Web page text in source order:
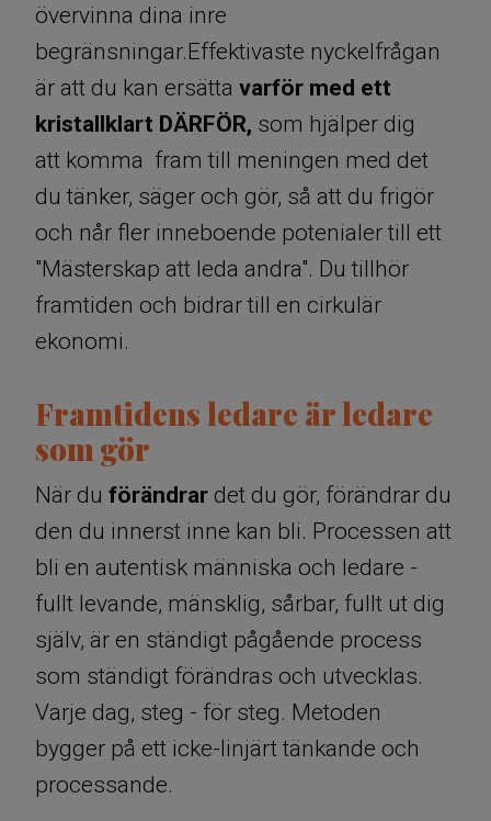
övervinna dina inre
begränsningar.Effektivaste nyckelfrågan
är att du kan ersätta varför med ett
kristallklart DÄRFÖR, som hjälper dig
att komma fram till meningen med det
du tänker, säger och gör, så att du frigör
och når fler inneboende potenialer till ett
"Mästerskap att leda andra". Du tillhör
framtiden och bidrar till en cirkulär
ekonomi.
Framtidens ledare är ledare
som gör
När du förändrar det du gör, förändrar du
den du innerst inne kan bli. Processen att
bli en autentisk människa och ledare -
fullt levande, mänsklig, sårbar, fullt ut dig
själv, är en ständigt pågående process
som ständigt förändras och utvecklas.
Varje dag, steg - för steg. Metoden
bygger på ett icke-linjärt tänkande och
processande.